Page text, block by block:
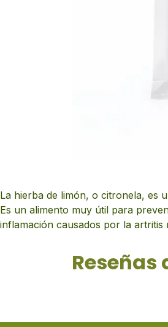
La hierba de limón, o citronela, es
Es un alimento muy útil para
inflamación causados por la
Reseñas